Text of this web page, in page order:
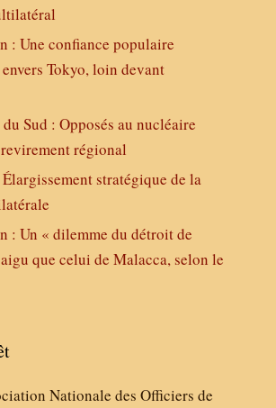
: Une confiance populaire
Tokyo, loin devant
Sud : Opposés au nucléaire
régional
stratégique de la
: Un « dilemme du détroit de
que celui de Malacca, selon le
Nationale des Officiers de